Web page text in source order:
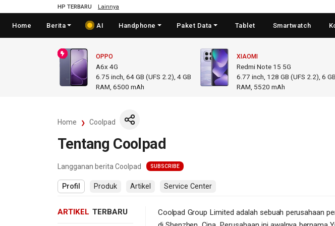
HP TERBARU Lainnya
Home Berita AI Handphone Paket Data Tablet Smartwatch
OPPO
A6x 4G
6.75 inch, 64 GB (UFS 2.2), 4 GB
RAM 6500 mAh
XIAOMI
Redmi Note 15 5G
6.77 inch, 128 GB (UFS 2.2), 6 GB
RAM 5520 mAh
Home Coolpad
Tentang Coolpad
Langganan berita Coolpad SUBSCRIBE
Profil Produk Artikel Service Center
ARTIKEL TERBARU
Coolpad Group Limited adalah sebuah perusahaan